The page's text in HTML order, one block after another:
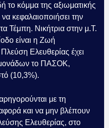
κόμμα της αξιωματικής
κεφαλαιοποιήσει την
Τέμπη. Νικήτρια στην μ.Τ.
είναι η Ζωή
Ελευθερίας έχει
το ΠΑΣΟΚ,
(10,3%).
με τη
και να μην βλέπουν
Ελευθερίας, στο